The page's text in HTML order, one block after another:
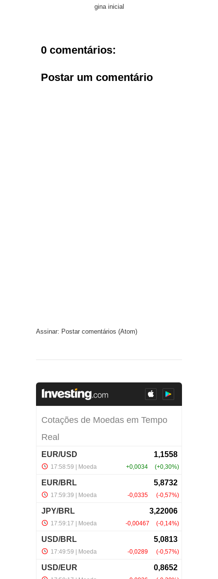
gina inicial
0 comentários:
Postar um comentário
Assinar: Postar comentários (Atom)